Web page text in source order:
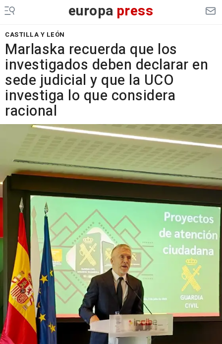
europa press
CASTILLA Y LEÓN
Marlaska recuerda que los
investigados deben declarar en
sede judicial y que la UCO
investiga lo que considera
racional